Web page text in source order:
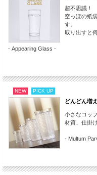
ません。）が付属し、ギミ
優れものです。
マジシャンがやる事はハン
ます。しかも難しい技術は
・難しい液体変化が簡単に
・薬品等を使用しないので消
・従来同種品に比べ圧倒的リ
・ワイヤーやマグネットは
・ハンカチでこっそり何か
はいつでも改め可能）
・ステージ栄えのする美し
超不思議！
空っぽの紙
す。
取り出すと
- Appearing Glass -
NEW PICK UP
どんどん増
小さなコッ
材質、仕掛
- Multum